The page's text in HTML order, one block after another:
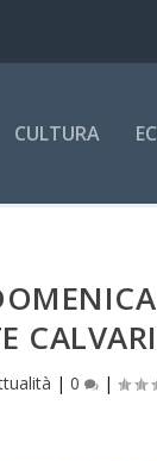
CULTURA
|0 |